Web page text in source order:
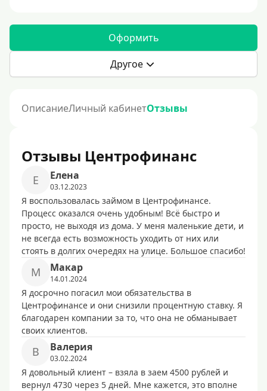
Оформить
Другое
ОписаниеЛичный кабинетОтзывы
Отзывы Центрофинанс
Е Елена
03.12.2023
Я воспользовалась займом в Центрофинансе.
Процесс оказался очень удобным! Всё быстро и
просто, не выходя из дома. У меня маленькие дети, и
не всегда есть возможность уходить от них или
стоять в долгих очередях на улице. Большое спасибо!
М Макар
14.01.2024
Я досрочно погасил мои обязательства в
Центрофинансе и они снизили процентную ставку. Я
благодарен компании за то, что она не обманывает
своих клиентов.
В Валерия
03.02.2024
Я довольный клиент – взяла в заем 4500 рублей и
вернул 4730 через 5 дней. Мне кажется, это вполне